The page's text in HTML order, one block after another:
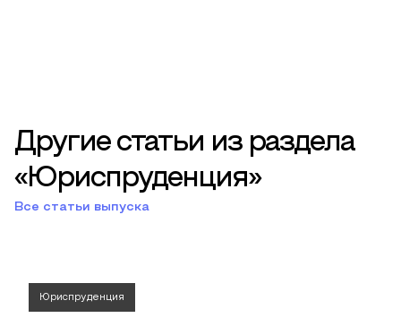
Другие статьи из раздела
«Юриспруденция»
Все статьи выпуска
Юриспруденция